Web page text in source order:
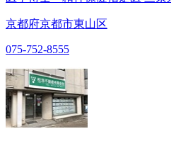
京都府京都市東山区
075-752-8555